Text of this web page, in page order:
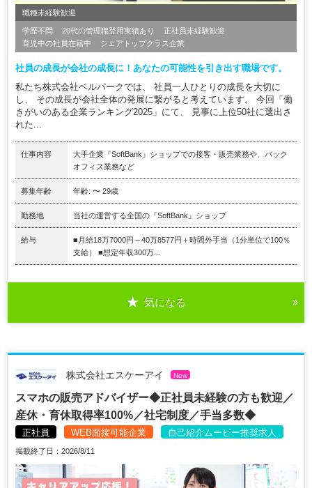
職種未経験歓迎
学歴不問 20代の管理職登用実績あり
正社員未経験歓迎
育児中の社員在籍中
シェアトップクラス企業
社員の成長が会社の成長に！あなたの可能性を引き出す職場です。
私たち株式会社ベルパークでは、 社員一人ひとりの成長を大切に
し、 その成長が会社全体の発展に繋がると考えています。 今回「働
きがいのある企業ランキング2025」にて、 見事に上位50社に選出さ
れた...
仕事内容
大手企業『SoftBank』ショップでの接客・販売業務や、バック
オフィス業務など
募集年齢 年齢: 〜 29歳
勤務地 当社の運営する全国の『SoftBank』ショップ
給与
■月給18万7000円～40万8577円＋時間外手当（1分単位で100％
支給） ■想定年収300万...
気になる
株式会社エスケーアイ New
スマホの販売アドバイザー◆正社員未経験の方も歓迎／
産休・育休取得率100%／社宅制度／手当多数◆
正社員 WEB面接可能企業 自己紹介ムービー推奨求人
掲載終了日：2026/8/11